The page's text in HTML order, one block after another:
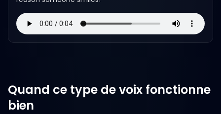
Quand ce type de voix fonctionne
bien